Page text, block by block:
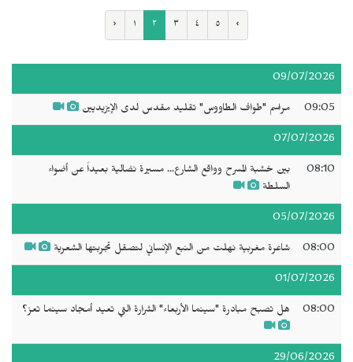
‹ ١ ٢ ٣ ٤ ٥ ›
09/07/2026
09:05 مراسم "طواف الطاووس" تقليد مقدس لدى الإيزيديين
07/07/2026
08:10
بين خشبة المسرح وواقع الشارع... مسيرة نضالية بعيداً عن أضواء
السلطة
05/07/2026
08:00 شاعرة مغربية نهلت من النبع الإنساني لتصقل تجربتها الشعرية
01/07/2026
08:00 هل تصبح مبادرة "سينما الأربعاء" الشرارة التي تعيد أمجاد سينما تعز؟
29/06/2026